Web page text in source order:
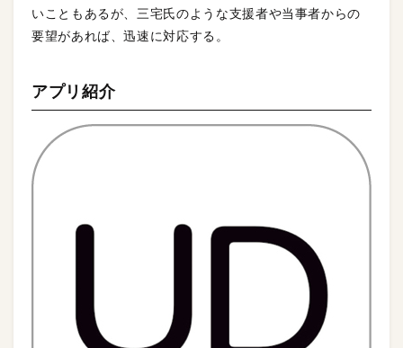
いこともあるが、三宅氏のような支援者や当事者からの
要望があれば、迅速に対応する。
アプリ紹介